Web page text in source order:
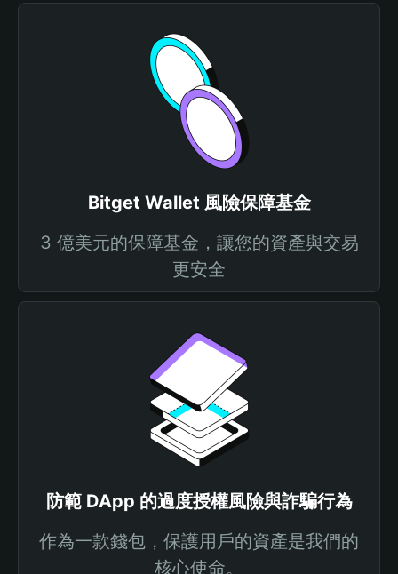
Bitget Wallet 風險保障基金
3 億美元的保障基金，讓您的資產與交易
更安全
防範 DApp 的過度授權風險與詐騙行為
作為一款錢包，保護用戶的資產是我們的
核心使命。